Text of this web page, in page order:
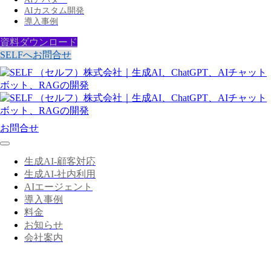
AIカスタム開発
導入事例
資料ダウンロード
SELFへお問合せ
お問合せ
生成AI-顧客対応
生成AI-社内利用
AIエージェント
導入事例
料金
お知らせ
会社案内